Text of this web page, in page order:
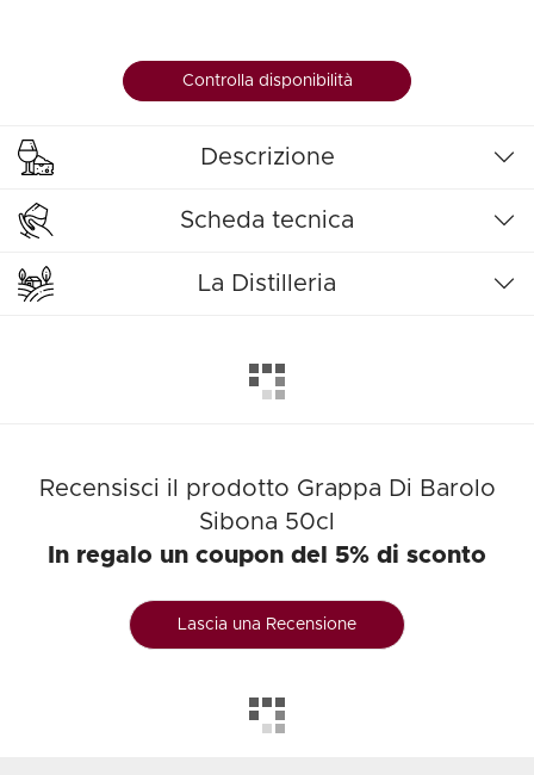
Controlla disponibilità
Descrizione
Scheda tecnica
La Distilleria
Recensisci il prodotto Grappa Di Barolo
Sibona 50cl
In regalo un coupon del 5% di sconto
Lascia una Recensione